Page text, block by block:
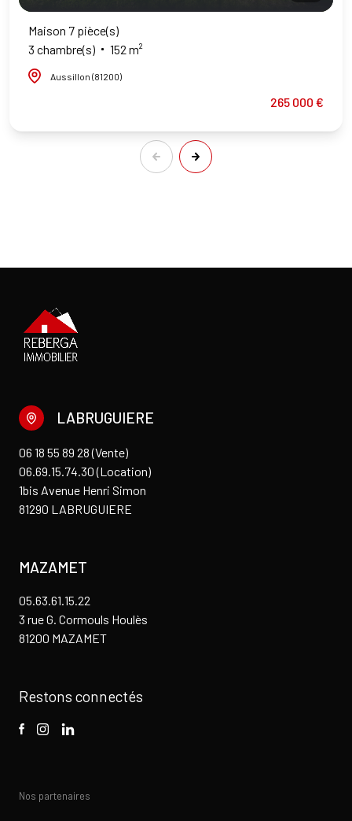
Maison 7 pièce(s)
3 chambre(s)
152 m²
Aussillon (81200)
265 000 €
LABRUGUIERE
06 18 55 89 28 (Vente)
06.69.15.74.30 (Location)
1bis Avenue Henri Simon
81290 LABRUGUIERE
MAZAMET
05.63.61.15.22
3 rue G. Cormouls Houlès
81200 MAZAMET
Restons connectés
Nos partenaires